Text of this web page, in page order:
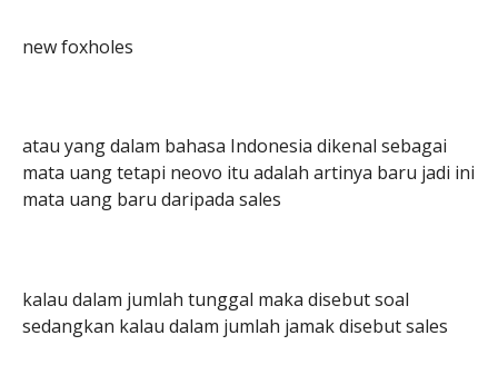
new foxholes
atau yang dalam bahasa Indonesia dikenal sebagai
mata uang tetapi neovo itu adalah artinya baru jadi ini
mata uang baru daripada sales
kalau dalam jumlah tunggal maka disebut soal
sedangkan kalau dalam jumlah jamak disebut sales